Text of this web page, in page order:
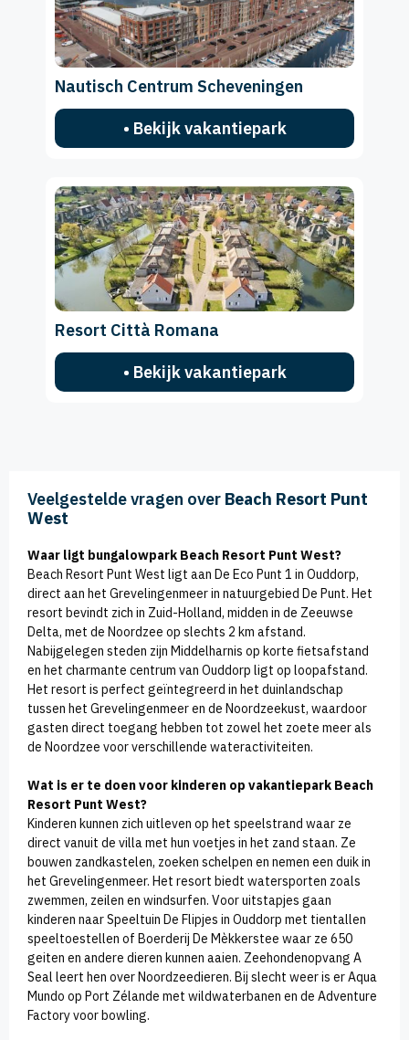
Nautisch Centrum Scheveningen
• Bekijk vakantiepark
Resort Città Romana
• Bekijk vakantiepark
Veelgestelde vragen over Beach Resort Punt
West
Waar ligt bungalowpark Beach Resort Punt West?
Beach Resort Punt West ligt aan De Eco Punt 1 in Ouddorp,
direct aan het Grevelingenmeer in natuurgebied De Punt. Het
resort bevindt zich in Zuid-Holland, midden in de Zeeuwse
Delta, met de Noordzee op slechts 2 km afstand.
Nabijgelegen steden zijn Middelharnis op korte fietsafstand
en het charmante centrum van Ouddorp ligt op loopafstand.
Het resort is perfect geïntegreerd in het duinlandschap
tussen het Grevelingenmeer en de Noordzeekust, waardoor
gasten direct toegang hebben tot zowel het zoete meer als
de Noordzee voor verschillende wateractiviteiten.
Wat is er te doen voor kinderen op vakantiepark Beach
Resort Punt West?
Kinderen kunnen zich uitleven op het speelstrand waar ze
direct vanuit de villa met hun voetjes in het zand staan. Ze
bouwen zandkastelen, zoeken schelpen en nemen een duik in
het Grevelingenmeer. Het resort biedt watersporten zoals
zwemmen, zeilen en windsurfen. Voor uitstapjes gaan
kinderen naar Speeltuin De Flipjes in Ouddorp met tientallen
speeltoestellen of Boerderij De Mèkkerstee waar ze 650
geiten en andere dieren kunnen aaien. Zeehondenopvang A
Seal leert hen over Noordzeedieren. Bij slecht weer is er Aqua
Mundo op Port Zélande met wildwaterbanen en de Adventure
Factory voor bowling.